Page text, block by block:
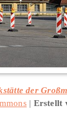
der
Erstellt